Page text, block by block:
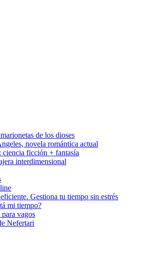
de los dioses
novela romántica actual
ciencia ficción + fantasía
interdimensional
Gestiona tu tiempo sin estrés
mi tiempo?
vagos
Nefertari